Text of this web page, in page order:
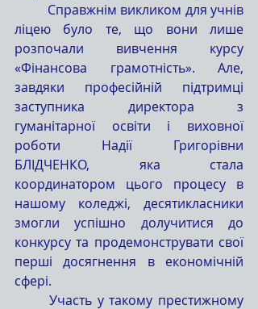
ліцею було те, що вони лише
розпочали вивчення курсу
«Фінансова грамотність». Але,
завдяки професійній підтримці
заступника директора з
гуманітарної освіти і виховної
роботи Надії Григорівни
БЛІДЧЕНКО, яка стала
координатором цього процесу в
нашому коледжі, десятикласники
змогли успішно долучитися до
конкурсу та продемонструвати свої
перші досягнення в економічній
сфері.